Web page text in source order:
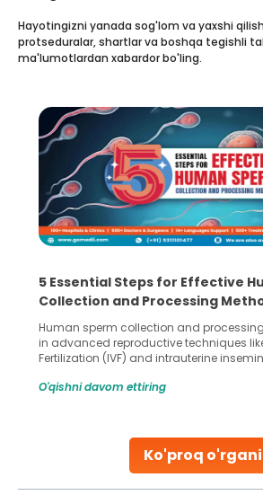
Ko'proq
Hayotingizni yanada sog'lom va yaxshi
protseduralar, shartlar va boshqa tegishli
ma'lumotlardan xabardor bo'ling.
5 Essential Steps for Effective
Collection and Processing
Human sperm collection and
in advanced reproductive techniques
Fertilization (IVF) and intrauterine
challenges and help couples achieve
collected, they process the
O'qishni davom ettiring